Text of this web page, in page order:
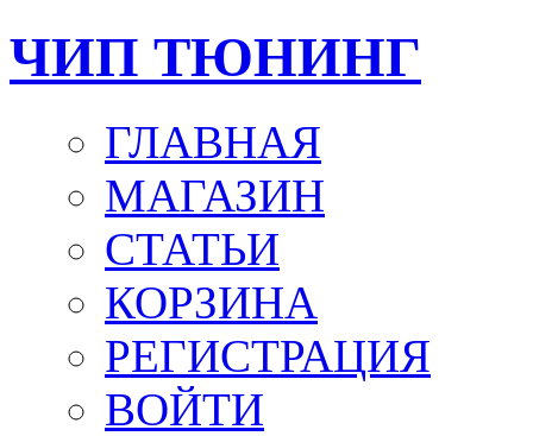
ЧИП ТЮНИНГ
ГЛАВНАЯ
МАГАЗИН
СТАТЬИ
КОРЗИНА
РЕГИСТРАЦИЯ
ВОЙТИ